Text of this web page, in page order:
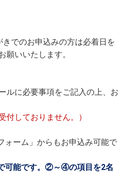
でのお申込みの方は必着日を
願いいたします。
ルに必要事項をご記入の上、お
付しておりません。）
ォーム」からもお申込み可能で
可能です。②～④の項目を2名